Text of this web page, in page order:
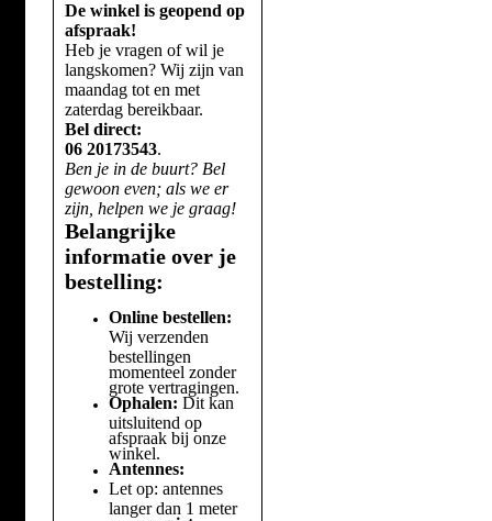
De winkel is geopend op
afspraak!
Heb je vragen of wil je
langskomen? Wij zijn van
maandag tot en met
zaterdag bereikbaar.
Bel direct:
06 20173543.
Ben je in de buurt? Bel
gewoon even; als we er
zijn, helpen we je graag!
Belangrijke
informatie over je
bestelling:
Online bestellen:
Wij verzenden
bestellingen
momenteel zonder
grote vertragingen.
Ophalen: Dit kan
uitsluitend op
afspraak bij onze
winkel.
Antennes:
Let op: antennes
langer dan 1 meter